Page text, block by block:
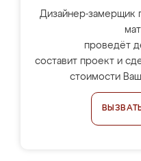
Дизайнер-замерщик
проведёт
составит проект и
стоимости